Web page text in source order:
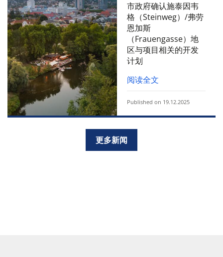
市政府确认施泰因韦
格（Steinweg）/弗劳
恩加斯
（Frauengasse）地
区与项目相关的开发
计划
阅读全文
Published on 19.12.2025
更多新闻